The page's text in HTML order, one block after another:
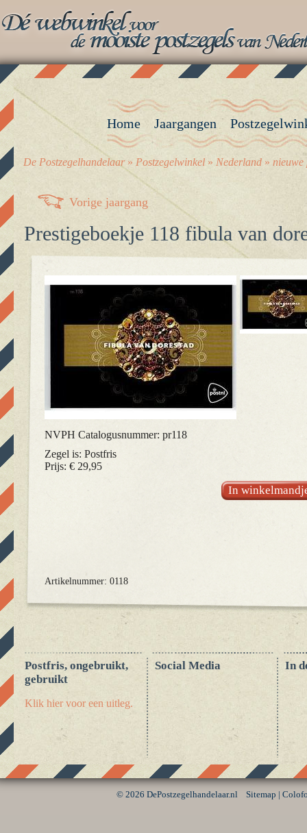
Vorige jaargang
Prestigeboekje 118 fibula van
NVPH Catalogusnummer: pr118
Zegel is: Postfris
Prijs: € 29,95
Artikelnummer: 0118
In
Postfris, ongebruikt,
gebruikt
Klik hier voor een uitleg.
Social Media In
Home Jaargangen
De Postzegelhandelaar» Postzegelwinkel » Nederland » nieuwe
© 2026 DePostzegelhandelaar.nlSitemap |